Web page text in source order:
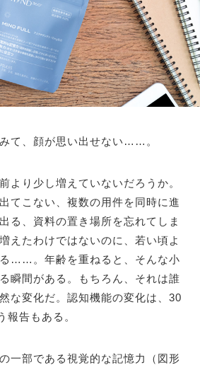
て、顔が思い出せない……。
より少し増えていないだろうか。
てこない、複数の用件を同時に進
る、資料の置き場所を忘れてしま
えたわけではないのに、若い頃よ
……。年齢を重ねると、そんな小
瞬間がある。もちろん、それは誰
な変化だ。認知機能の変化は、30
報告もある。
一部である視覚的な記憶力（図形